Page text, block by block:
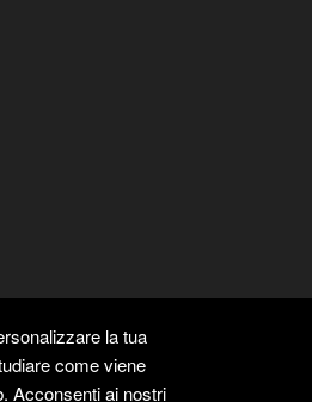
la tua
come viene
Acconsenti ai nostri